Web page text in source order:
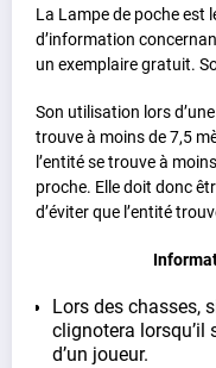
La Lampe de poche est
d’information
un exemplaire gratuit.
Son utilisation lors
trouve à moins de 7,5
l’entité se trouve à
proche. Elle doit donc
d’éviter que l’entité
Lors des chasses,
clignotera lorsqu’il
d’un joueur.